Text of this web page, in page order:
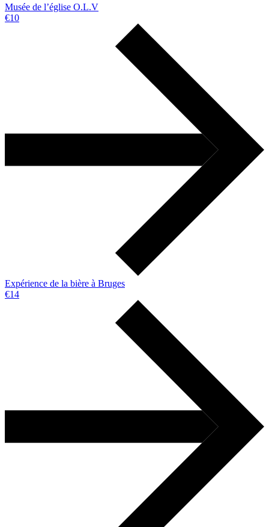
Musée de l’église O.L.V
€10
Expérience de la bière à Bruges
€14